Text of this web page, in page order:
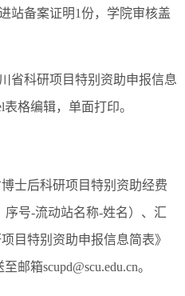
站备案证明1份，学院审核盖
省科研项目特别资助申报信息
格编辑，单面打印。
士后科研项目特别资助经费
号-流动站名称-姓名）、汇
目特别资助申报信息简表》
邮箱scupd@scu.edu.cn。